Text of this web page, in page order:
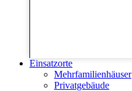
Einsatzorte
Mehrfamilienhäuser
Privatgebäude